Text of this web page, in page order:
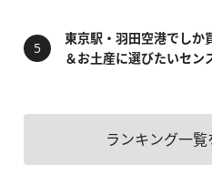
東京駅・羽田空港でし
＆お土産に選びたいセン
ランキング一覧